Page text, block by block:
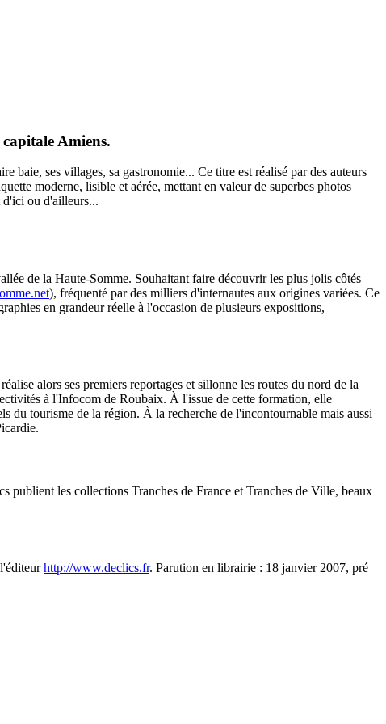
Amiens.
baie, ses villages, sa gastronomie... Ce titre est réalisé par des auteurs
moderne, lisible et aérée, mettant en valeur de superbes photos
d'ici ou d'ailleurs...
de la Haute-Somme. Souhaitant faire découvrir les plus jolis côtés
), fréquenté par des milliers d'internautes aux origines variées. Ce
en grandeur réelle à l'occasion de plusieurs expositions,
alors ses premiers reportages et sillonne les routes du nord de la
à l'Infocom de Roubaix. À l'issue de cette formation, elle
du tourisme de la région. À la recherche de l'incontournable mais aussi
publient les collections Tranches de France et Tranches de Ville, beaux
http://www.declics.fr. Parution en librairie : 18 janvier 2007, pré